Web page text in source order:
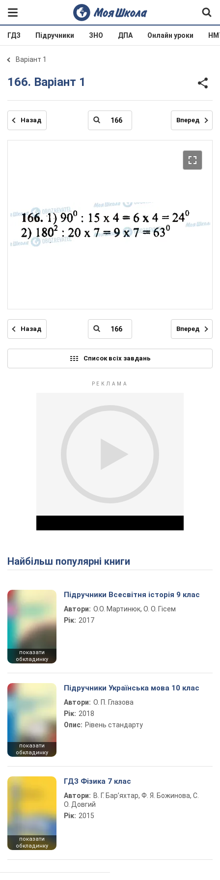
ГДЗ Підручники ЗНО ДПА Онлайн уроки
Варіант 1
166. Варіант 1
Назад Вперед
Назад Вперед
Список всіх завдань
Play Video
Найбільш популярні книги
показати
обкладинку
Підручники Всесвітня історія 9 клас
Автори: О.О. Мартинюк, О. О. Гісем
Рік: 2017
показати
обкладинку
Підручники Українська мова 10 клас
Автори: О. П. Глазова
Рік: 2018
Опис: Рівень стандарту
показати
обкладинку
ГДЗ Фізика 7 клас
Автори: В. Г. Бар’яхтар, Ф. Я. Божинова, С.
О. Довгий
Рік: 2015